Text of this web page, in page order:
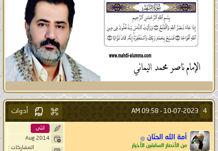
4
10-07-2023 -
09:58 AM أدوات
أمة الله الحنّان
من الأنصار السابقين الأخيار
انثى
Aug 2014
المشاركات :